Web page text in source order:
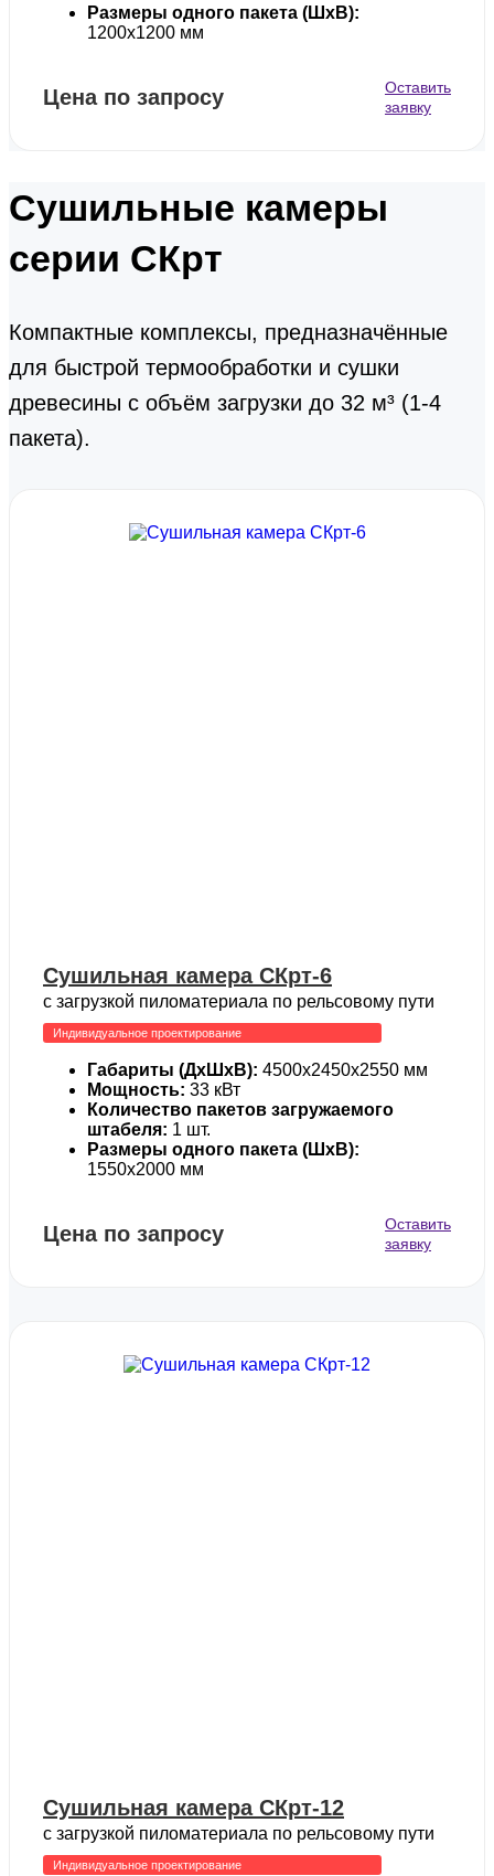
Размеры одного пакета (ШхВ):
1200х1200 мм
Цена по запросу
Оставить
заявку
Сушильные камеры
серии СКрт
Компактные комплексы, предназначённые
для быстрой термообработки и сушки
древесины с объём загрузки до 32 м³ (1-4
пакета).
Сушильная камера СКрт-6
с загрузкой пиломатериала по рельсовому пути
Индивидуальное проектирование
Габариты (ДхШхВ): 4500х2450х2550 мм
Мощность: 33 кВт
Количество пакетов загружаемого
штабеля: 1 шт.
Размеры одного пакета (ШхВ):
1550х2000 мм
Цена по запросу
Оставить
заявку
Сушильная камера СКрт-12
с загрузкой пиломатериала по рельсовому пути
Индивидуальное проектирование